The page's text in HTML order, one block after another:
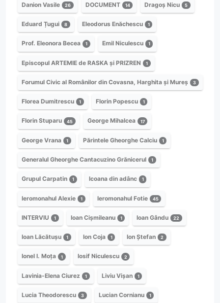
Danion Vasile 26 DOCUMENT 14 Dragoș Nicu 5
Eduard Țugui 8 Eleodorus Enăchescu 1
Prof. Eleonora Becea 1 Emil Niculescu 1
Episcopul ARTEMIE de RASKA și PRIZREN 1
Forumul Civic al Românilor din Covasna, Harghita și Mureș 3
Florea Dumitrescu 1 Florin Popescu 1
Florin Stuparu 45 George Mihalcea 17
George Vrana 1 Părintele Gheorghe Calciu 1
Generalul Gheorghe Cantacuzino Grănicerul 1
Grupul Carpatin 1 Icoana din adânc 1
Ieromonahul Alexie 1 Ieromonahul Fotie 45
INTERVIU 1 Ioan Cișmileanu 1 Ioan Gându 22
Ioan Lăcătușu 1 Ion Coja 1 Ion Ștefan 2
Ionel I. Moța 1 Iosif Niculescu 2
Lavinia-Elena Ciurez 1 Liviu Vișan 1
Lucia Theodorescu 3 Lucian Cornianu 1